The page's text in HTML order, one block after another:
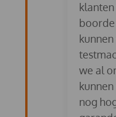
we al
nog